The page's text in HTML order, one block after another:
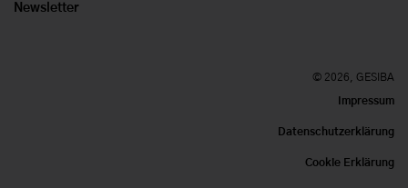
Newsletter
© 2026, GESIBA
Impressum
Datenschutzerklärung
Cookie Erklärung